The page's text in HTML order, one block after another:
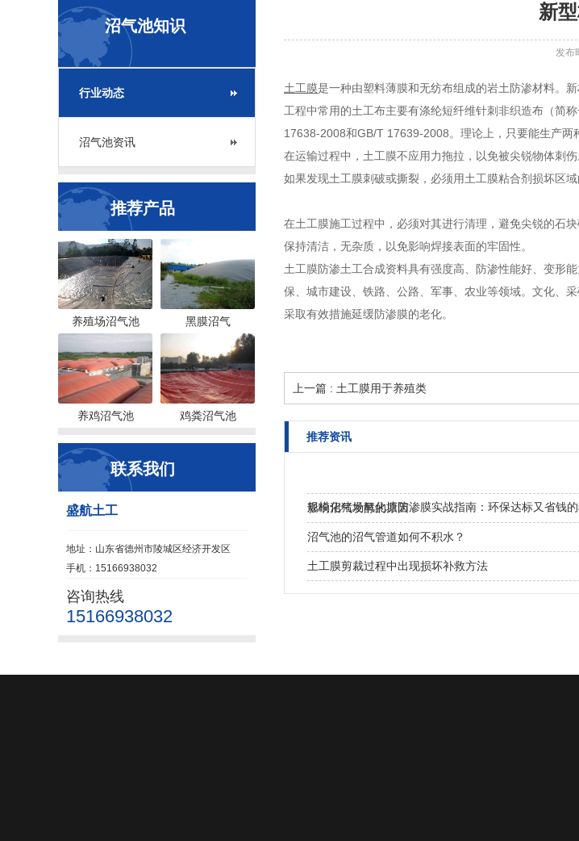
沼气池知识
行业动态
沼气池资讯
推荐产品
养殖场沼气池 黑膜沼气
养鸡沼气池 鸡粪沼气池
联系我们
盛航土工
地址：山东省德州市陵城区经济开发区
手机：15166938032
咨询热线
15166938032
新
发布
土工膜是一种由塑料薄膜和无纺布组成的岩土防渗材料。
工程中常用的土工布主要有涤纶短纤维针刺非织造布（简
17638-2008和GB/T 17639-2008。理论上，只要能生产两
在运输过程中，土工膜不应用力拖拉，以免被尖锐物体刺伤
如果发现土工膜刺破或撕裂，必须用土工膜粘合剂损坏区域
在土工膜施工过程中，必须对其进行清理，避免尖锐的石
保持清洁，无杂质，以免影响焊接表面的牢固性。
土工膜防渗土工合成资料具有强度高、防渗性能好、变形
保、城市建设、铁路、公路、军事、农业等领域。文化、
采取有效措施延缓防渗膜的老化。
上一篇 : 土工膜用于养殖类
推荐资讯
规模化猪场氧化塘防渗膜实战指南：环保达标又省钱
影响沼气发酵的原因
沼气池的沼气管道如何不积水？
土工膜剪裁过程中出现损坏补救方法